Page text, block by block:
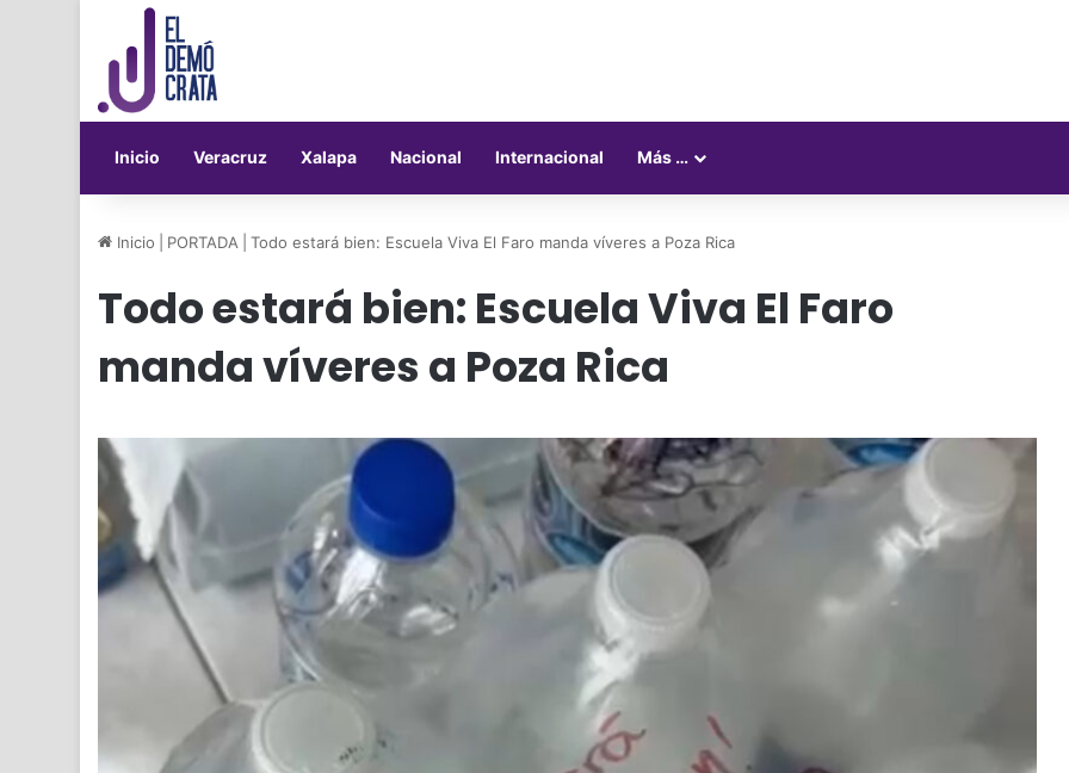
Inicio Veracruz Xalapa Nacional Internacional Más …
Inicio PORTADA Todo estará bien: Escuela Viva El Faro manda víveres a Poza Rica
Todo estará bien: Escuela Viva El Faro
manda víveres a Poza Rica